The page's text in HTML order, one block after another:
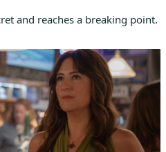
and reaches a breaking point.